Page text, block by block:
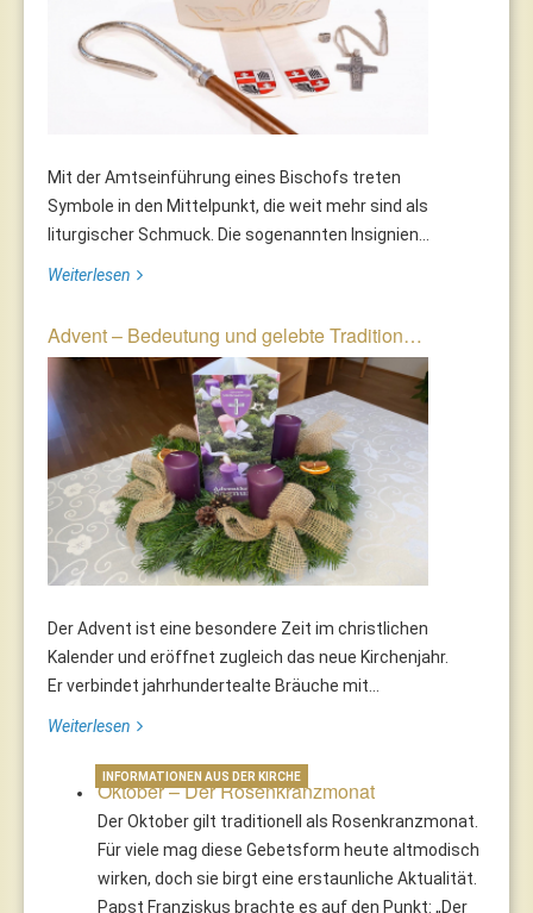
Mit der Amtseinführung eines Bischofs treten
Symbole in den Mittelpunkt, die weit mehr sind als
liturgischer Schmuck. Die sogenannten Insignien...
Weiterlesen
Advent – Bedeutung und gelebte Tradition…
Der Advent ist eine besondere Zeit im christlichen
Kalender und eröffnet zugleich das neue Kirchenjahr.
Er verbindet jahrhundertealte Bräuche mit...
Weiterlesen
Oktober – Der Rosenkranzmonat
Der Oktober gilt traditionell als Rosenkranzmonat.
Für viele mag diese Gebetsform heute altmodisch
wirken, doch sie birgt eine erstaunliche Aktualität.
Papst Franziskus brachte es auf den Punkt: „Der
INFORMATIONEN AUS DER KIRCHE